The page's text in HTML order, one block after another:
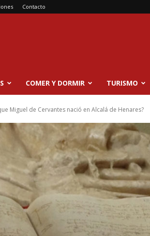
Contacto
COMER Y DORMIR TURISMO
Miguel de Cervantes nació en Alcalá de Henares?